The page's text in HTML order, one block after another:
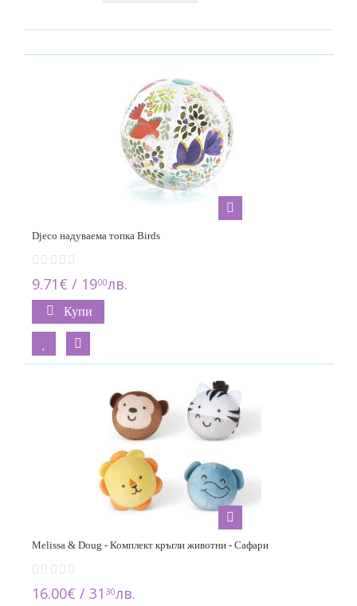
Djeco надуваема топка Birds
9.71€ / 1900лв.
Купи
Melissa & Doug - Комплект кръгли животни - Сафари
16.00€ / 31 30лв.